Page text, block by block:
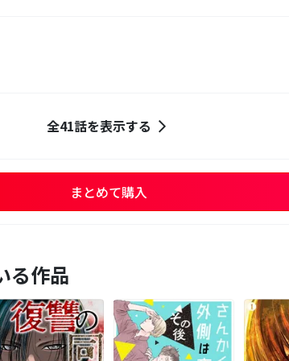
全41話を表示する
まとめて購入
る作品